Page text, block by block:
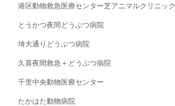
港区動物救急医療センター芝アニマルクリニック
とうかつ夜間どうぶつ病院
埼大通りどうぶつ病院
久喜夜間救急＋どうぶつ病院
千里中央動物医療センター
たかはた動物病院